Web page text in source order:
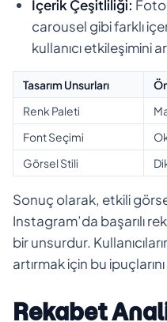
İçerik Çeşitliliği:
carousel gibi farklı
kullanıcı etkileşimini
Tasarım Unsurları
Renk Paleti
Font Seçimi
Görsel Stili
Sonuç olarak, etkili
Instagram’da başarılı
bir unsurdur.
artırmak için bu
Rekabet